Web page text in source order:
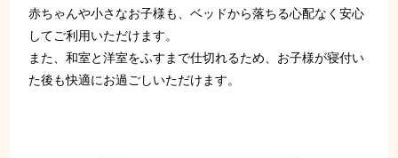
赤ちゃんや小さなお子様も、ベッドから落ちる心配なく安心
してご利用いただけます。
また、和室と洋室をふすまで仕切れるため、お子様が寝付い
た後も快適にお過ごしいただけます。